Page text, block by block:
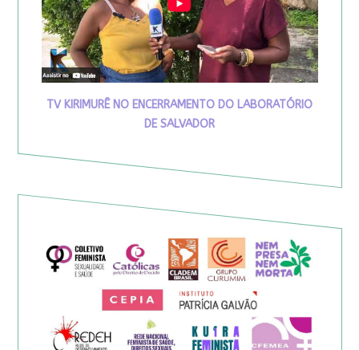
TV KIRIMURÊ NO ENCERRAMENTO DO LABORATÓRIO
DE SALVADOR